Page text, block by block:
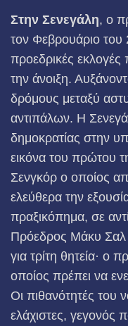
Στην Σενεγάλη, ο
τον Φεβρουάριο του
προεδρικές εκλογές
την άνοιξη.
δρόμους μεταξύ
αντιπάλων. Η
δημοκρατίας στην
εικόνα του πρώτου
Σενγκόρ ο οποίος
ελεύθερα την
πραξικόπημα, σε
Πρόεδρος Μάκυ Σαλ
για τρίτη θητεία· ο
οποίος πρέπει να
Οι πιθανότητές του
ελάχιστες, γεγονός